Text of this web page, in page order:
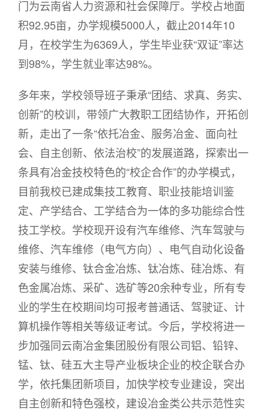
门为云南省人力资源和社会保障厅。学校占地面
积92.95亩，办学规模5000人，截止2014年10
月，在校学生为6369人，学生毕业获“双证”率达
到98%，学生就业率达98%。
多年来，学校领导班子秉承“团结、求真、务实、
创新”的校训，带领广大教职工团结协作，开拓创
新，走出了一条“依托冶金、服务冶金、面向社
会、自主创新、依法治校”的发展道路，探索出一
条具有冶金技校特色的“校企合作”的办学模式，
目前我校已建成集技工教育、职业技能培训鉴
定、产学结合、工学结合为一体的多功能综合性
技工学校。学校现开设有汽车维修、汽车驾驶与
维修、汽车维修（电气方向）、电气自动化设备
安装与维修、钛合金冶炼、钛冶炼、硅冶炼、有
色金属冶炼、采矿、选矿等20余种专业，所有专
业的学生在校期间均可报考普通话、驾驶证、计
算机操作等相关等级证考试。今后，学校将进一
步加强同云南冶金集团股份有限公司铝、铅锌、
锰、钛、硅五大主导产业板块企业的校企联合办
学，依托集团新项目，加快学校专业建设，突出
自主创新和特色强校，建设冶金类公共示范性实